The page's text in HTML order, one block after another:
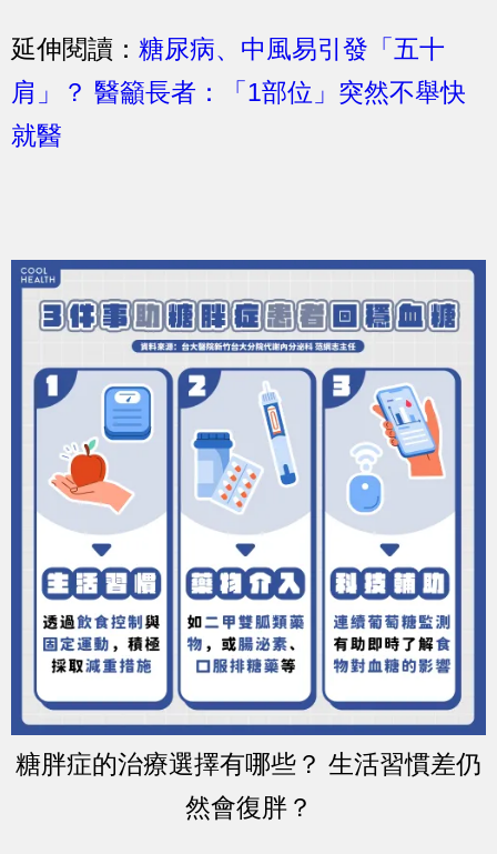
延伸閱讀： 糖尿病、中風易引發「五十
肩」？ 醫籲長者：「1部位」突然不舉快
就醫
糖胖症的治療選擇有哪些？ 生活習慣差仍
然會復胖？